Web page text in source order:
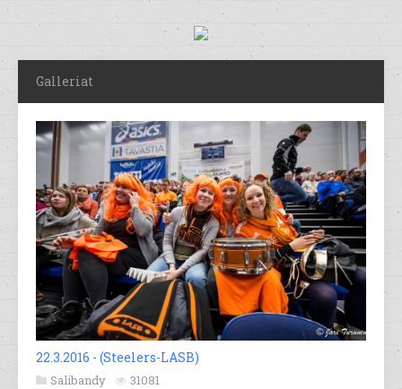
Galleriat
22.3.2016 - (Steelers-LASB)
Salibandy 31081